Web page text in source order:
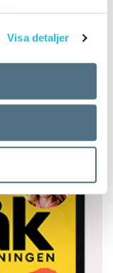
Visa detaljer